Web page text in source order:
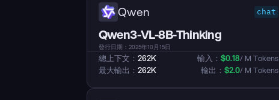
Qwen chat
Qwen3-VL-8B-Thinking
發行日期：2025年10月15日
總上下文： 262K
最大輸出： 262K
輸入： $0.18/ M Tokens
輸出： $2.0/ M Tokens